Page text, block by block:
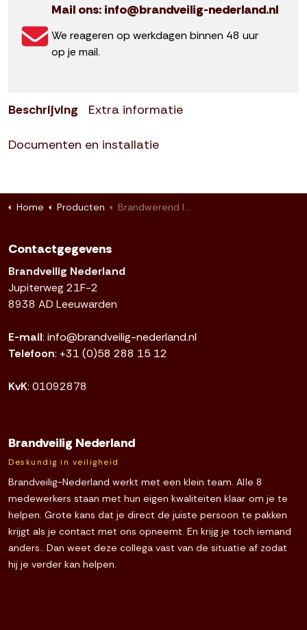
Mail ons: info@brandveilig-nederland.nl
We reageren op werkdagen binnen 48 uur
op je mail.
Beschrijving Extra informatie
Documenten en installatie
Home Producten Brandwerend Inspectieluik - 800 x 800
Contactgegevens
Brandveilig Nederland
Jupiterweg 21F-2
8938 AD Leeuwarden
E-mail:info@brandveilig-nederland.nl
Telefoon: +31 (0)58 288 15 12
KvK: 01092878
Brandveilig Nederland
Deskundig in veiligheid
Brandveilig-Nederland werkt met een klein team. Alle 8
medewerkers staan met hun eigen kwaliteiten klaar om je te
helpen. Grote kans dat je direct de juiste persoon te pakken
krijgt als je contact met ons opneemt. En krijg je toch iemand
anders.. Dan weet deze collega vast van de situatie af zodat
hij je verder kan helpen.